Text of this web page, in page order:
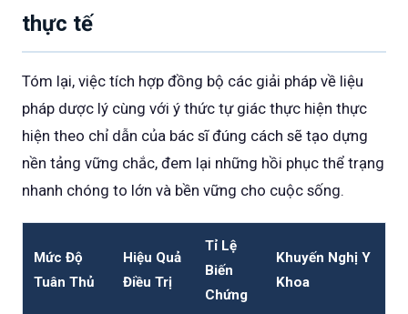
thực tế
Tóm lại, việc tích hợp đồng bộ các giải pháp về liệu
pháp dược lý cùng với ý thức tự giác thực hiện thực
hiện theo chỉ dẫn của bác sĩ đúng cách sẽ tạo dựng
nền tảng vững chắc, đem lại những hồi phục thể trạng
nhanh chóng to lớn và bền vững cho cuộc sống.
Mức Độ
Tuân Thủ
Hiệu Quả
Điều Trị
Tỉ Lệ
Biến
Chứng
Khuyến Nghị Y
Khoa